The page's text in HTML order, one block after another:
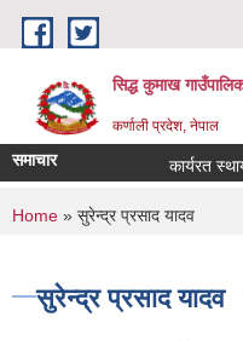
Skip to main content
सिद्ध कुमाख
कर्णाली प्रदेश, नेपाल
समाचार कार्यरत
You are here
Home » सुरेन्द्र प्रसाद यादव
सुरेन्द्र प्रसाद यादव